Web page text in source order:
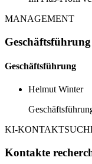
MANAGEMENT
Geschäftsführung
Helmut Winter
KI-
Kontakte